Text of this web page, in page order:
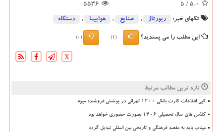
5.0
/ 5
5536
تگهای خبر: رپورتاژ , صنایع , هواپیما , دستگاه
این مطلب را می پسندید؟ (1)
(0)
X
تازه ترین مطالب مرتبط
کپی اطلاعات کارت بانکی ۱۲۰۰ تهرانی در پوشش فروشنده میوه
کلاس های سال تحصیلی ۱۴۰۶ بصورت حضوری خواهد بود
میناب باید به مقصد فرهنگی و تاریخی بین المللی تبدیل گردد